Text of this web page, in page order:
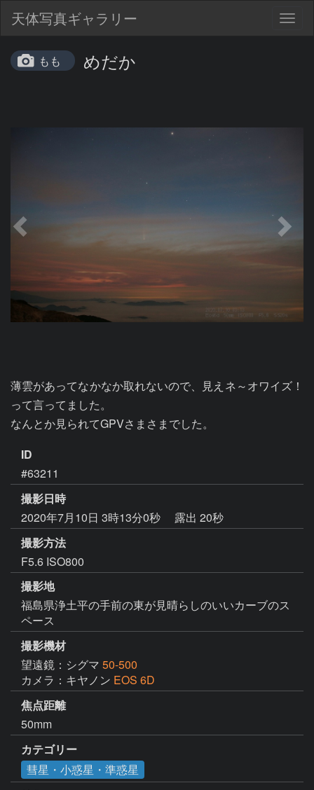
天体写真ギャラリー
もも めだか
薄雲があってなかなか取れないので、見えネ～オワイズ！
って言ってました。
なんとか見られてGPVさまさまでした。
ID
#63211
撮影日時
2020年7月10日 3時13分0秒
露出 20秒
撮影方法
F5.6 ISO800
撮影地
福島県浄土平の手前の東が見晴らしのいいカーブのス
ペース
撮影機材
望遠鏡：シグマ 50-500
カメラ：キヤノン EOS 6D
焦点距離
50mm
カテゴリー
彗星・小惑星・準惑星